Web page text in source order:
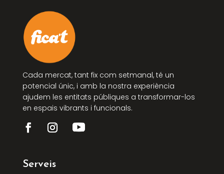
Cada mercat, tant fix com setmanal, té un
potencial únic, i amb la nostra experiència
ajudem les entitats públiques a transformar-los
en espais vibrants i funcionals.
Serveis